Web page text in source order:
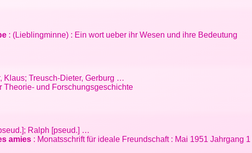
: (Lieblingminne) : Ein wort ueber ihr Wesen und ihre Bedeutung
Klaus; Treusch-Dieter, Gerburg …
Theorie- und Forschungsgeschichte
Ralph [pseud.] …
amies : Monatsschrift für ideale Freundschaft : Mai 1951 Jahrgang 1